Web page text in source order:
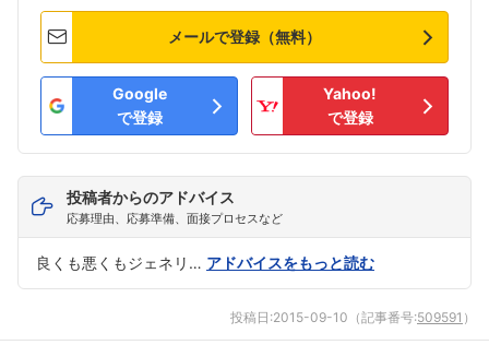
メールで登録（無料）
Google
で登録
Yahoo!
で登録
投稿者からのアドバイス
応募理由、応募準備、面接プロセスなど
良くも悪くもジェネリ… アドバイスをもっと読む
投稿日:2015-09-10 （記事番号:509591 ）